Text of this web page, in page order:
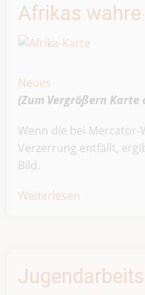
Afrikas wahre
Neues
(Zum Vergrößern Karte
Wenn die bei
Verzerrung entfällt,
Bild.
Weiterlesen